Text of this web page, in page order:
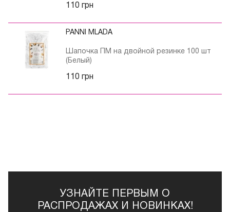
110 грн
PANNI MLADA
Шапочка ПМ на двойной резинке 100 шт
(Белый)
110 грн
УЗНАЙТЕ ПЕРВЫМ О
РАСПРОДАЖАХ И НОВИНКАХ!